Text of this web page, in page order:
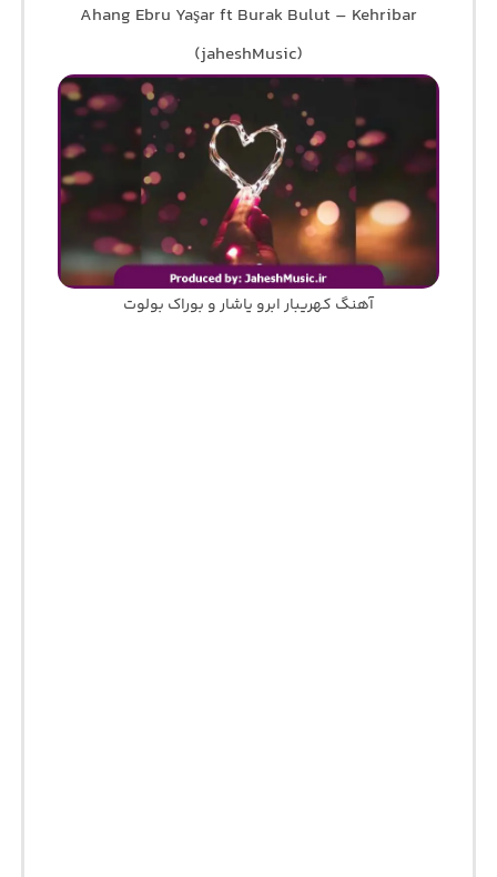
Ahang Ebru Yaşar ft Burak Bulut – Kehribar
(jaheshMusic)
آهنگ کهریبار ابرو یاشار و بوراک بولوت